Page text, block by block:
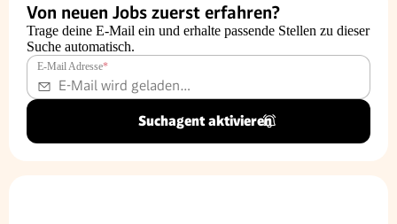
Von neuen Jobs zuerst erfahren?
Trage deine E-Mail ein und erhalte passende Stellen zu dieser
Suche automatisch.
E-Mail Adresse*
Suchagent aktivieren